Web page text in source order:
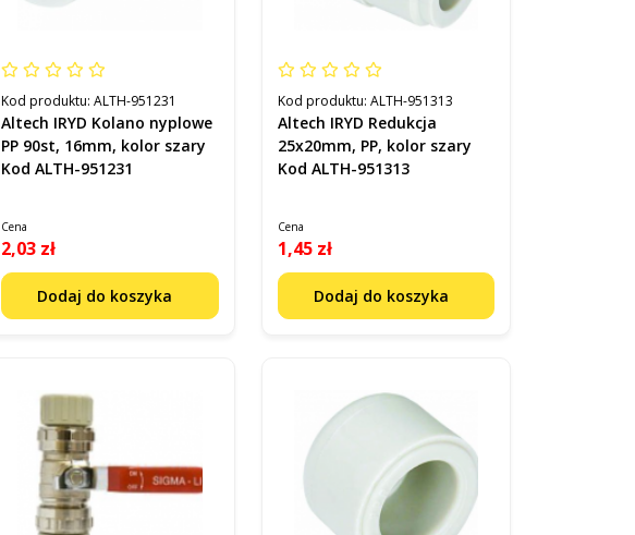
Kod produktu:ALTH-951231
Altech IRYD Kolano nyplowe
PP 90st, 16mm, kolor szary
Kod ALTH-951231
Cena
2,03 zł
Dodaj do koszyka
Kod produktu: ALTH-951313
Altech IRYD Redukcja
25x20mm, PP, kolor szary
Kod ALTH-951313
Cena
1,45 zł
Dodaj do koszyka